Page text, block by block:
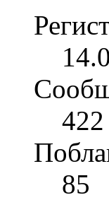
422
85